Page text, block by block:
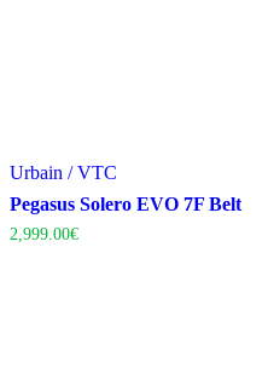
Urbain / VTC
Pegasus Solero EVO 7F Belt
2,999.00€